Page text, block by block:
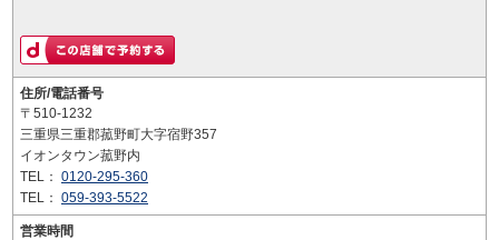
住所/電話番号
〒510-1232
三重県三重郡菰野町大字宿野357
イオンタウン菰野内
TEL： 0120-295-360
TEL： 059-393-5522
営業時間